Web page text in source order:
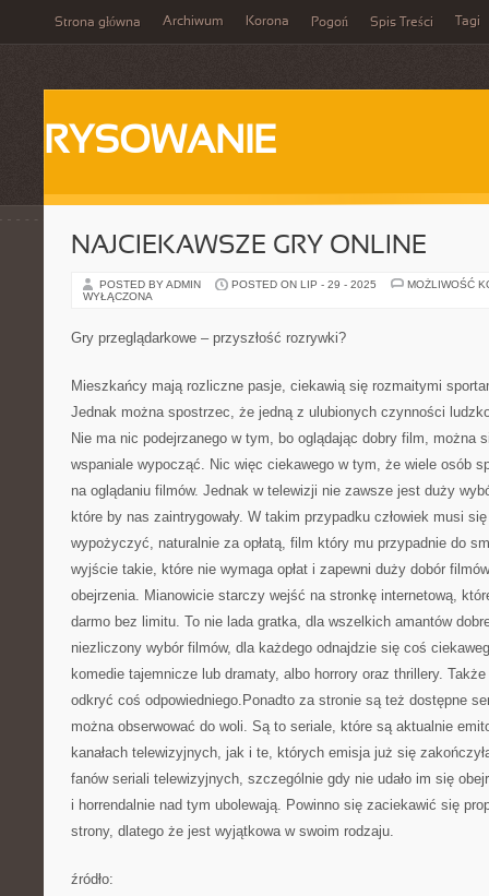
Strona główna Archiwum Korona Pogoń Spis Treści Tagi
RYSOWANIE
NAJCIEKAWSZE GRY ONLINE
POSTED BY ADMIN POSTED ON LIP - 29 - 2025
MOŻLIWOŚĆ
WYŁĄCZONA
Gry przeglądarkowe – przyszłość rozrywki?
Mieszkańcy mają rozliczne pasje, ciekawią się rozmaitymi
Jednak można spostrzec, że jedną z ulubionych czynności
Nie ma nic podejrzanego w tym, bo oglądając dobry film, można
wspaniale wypocząć. Nic więc ciekawego w tym, że wiele osób
na oglądaniu filmów. Jednak w telewizji nie zawsze jest duży
które by nas zaintrygowały. W takim przypadku człowiek musi
wypożyczyć, naturalnie za opłatą, film który mu przypadnie do
wyjście takie, które nie wymaga opłat i zapewni duży dobór
obejrzenia. Mianowicie starczy wejść na stronkę internetową,
darmo bez limitu. To nie lada gratka, dla wszelkich amantów
niezliczony wybór filmów, dla każdego odnajdzie się coś
komedie tajemnicze lub dramaty, albo horrory oraz thrillery.
odkryć coś odpowiedniego.Ponadto za stronie są też dostępne
można obserwować do woli. Są to seriale, które są aktualnie
kanałach telewizyjnych, jak i te, których emisja już się
fanów seriali telewizyjnych, szczególnie gdy nie udało im się
i horrendalnie nad tym ubolewają. Powinno się zaciekawić się
strony, dlatego że jest wyjątkowa w swoim rodzaju.
źródło: